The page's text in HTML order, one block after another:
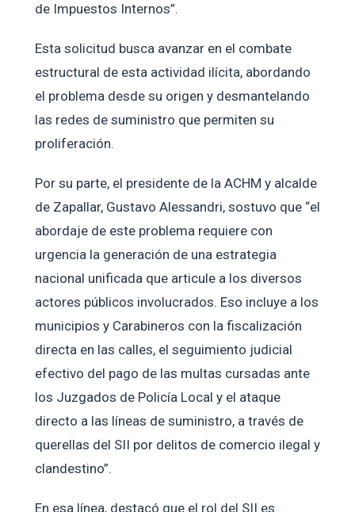
de Impuestos Internos”.
Esta solicitud busca avanzar en el combate
estructural de esta actividad ilícita, abordando
el problema desde su origen y desmantelando
las redes de suministro que permiten su
proliferación.
Por su parte, el presidente de la ACHM y alcalde
de Zapallar, Gustavo Alessandri, sostuvo que “el
abordaje de este problema requiere con
urgencia la generación de una estrategia
nacional unificada que articule a los diversos
actores públicos involucrados. Eso incluye a los
municipios y Carabineros con la fiscalización
directa en las calles, el seguimiento judicial
efectivo del pago de las multas cursadas ante
los Juzgados de Policía Local y el ataque
directo a las líneas de suministro, a través de
querellas del SII por delitos de comercio ilegal y
clandestino”.
En esa línea, destacó que el rol del SII es